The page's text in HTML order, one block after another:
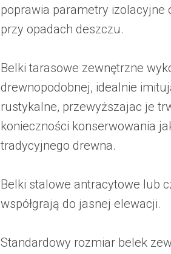
poprawia parametry izolacyjne
przy opadach deszczu.
Belki tarasowe zewnętrzne
drewnopodobnej, idealnie
rustykalne, przewyższajac je
konieczności konserwowania
tradycyjnego drewna.
Belki stalowe antracytowe lub
współgrają do jasnej elewacji.
Standardowy rozmiar belek